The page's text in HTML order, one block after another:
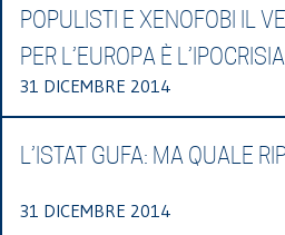
POPULISTI E XENOFOBI IL
PER L’EUROPA È
31 DICEMBRE 2014
L’ISTAT GUFA: MA QUALE
31 DICEMBRE 2014